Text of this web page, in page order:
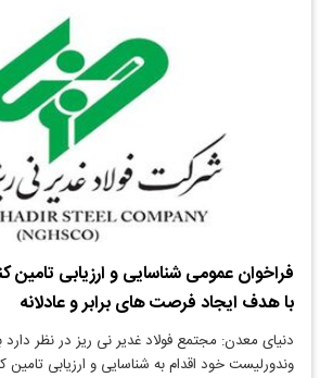
فراخوان عمومی شناسایی و ارزیابی تامین
با هدف ایجاد فرصت های برابر و عادلانه
دنیای معدن: مجتمع فولاد غدیر نی ریز در نظر
وندورلیست خود اقدام به شناسایی و ارزیابی تامین